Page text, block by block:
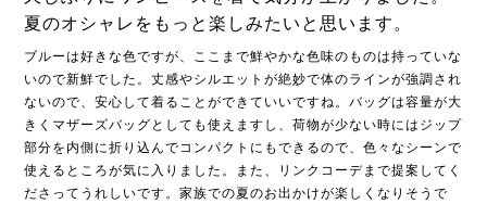
夏のオシャレをもっと楽しみたいと思います。
ブルーは好きな色ですが、ここまで鮮やかな色味のものは持っていな
いので新鮮でした。丈感やシルエットが絶妙で体のラインが強調され
ないので、安心して着ることができていいですね。バッグは容量が大
きくマザーズバッグとしても使えますし、荷物が少ない時にはジップ
部分を内側に折り込んでコンパクトにもできるので、色々なシーンで
使えるところが気に入りました。また、リンクコーデまで提案してく
ださってうれしいです。家族での夏のお出かけが楽しくなりそうで